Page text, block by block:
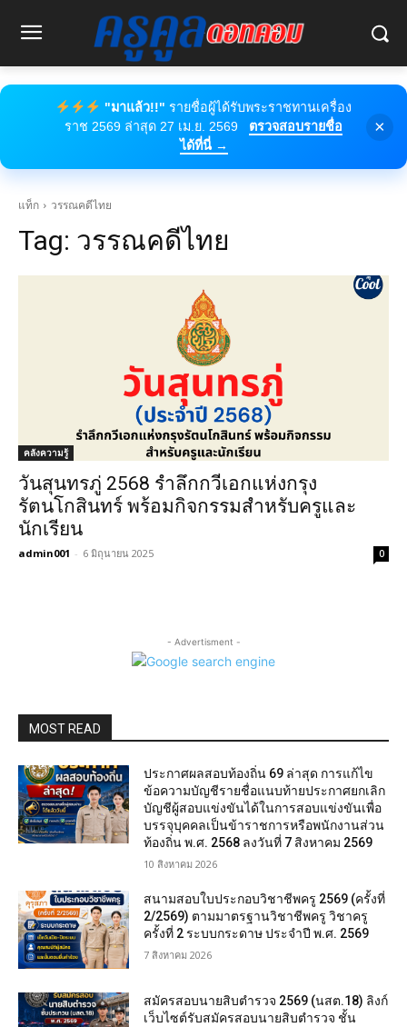
"มาแล้ว!!" รายชื่อผู้ได้รับพระราชทานเครื่อง
ราช 2569 ล่าสุด 27 เม.ย. 2569
ตรวจสอบรายชื่อ
ได้ที่นี่ →
×
แท็ก วรรณคดีไทย
Tag: วรรณคดีไทย
คลังความรู้
วันสุนทรภู่ 2568 รำลึกกวีเอกแห่งกรุง
รัตนโกสินทร์ พร้อมกิจกรรมสำหรับครูและ
นักเรียน
admin001 - 6 มิถุนายน 2025 0
- Advertisment -
MOST READ
ประกาศผลสอบท้องถิ่น 69 ล่าสุด การแก้ไข
ข้อความบัญชีรายชื่อแนบท้ายประกาศยกเลิก
บัญชีผู้สอบแข่งขันได้ในการสอบแข่งขันเพื่อ
บรรจุบุคคลเป็นข้าราชการหรือพนักงานส่วน
ท้องถิ่น พ.ศ. 2568 ลงวันที่ 7 สิงหาคม 2569
10 สิงหาคม 2026
สนามสอบใบประกอบวิชาชีพครู 2569 (ครั้งที่
2/2569) ตามมาตรฐานวิชาชีพครู วิชาครู
ครั้งที่ 2 ระบบกระดาษ ประจำปี พ.ศ. 2569
7 สิงหาคม 2026
สมัครสอบนายสิบตำรวจ 2569 (นสต.18) ลิงก์
เว็บไซต์รับสมัครสอบนายสิบตำรวจ ชั้น